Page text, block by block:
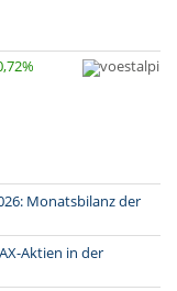
Monatsbilanz der
Aktien in der